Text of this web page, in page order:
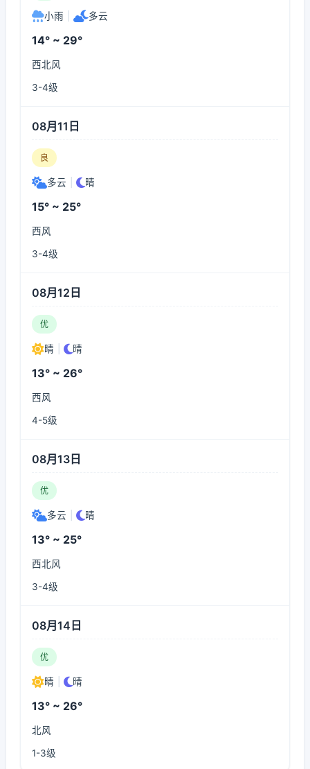
小雨 多云
14° ~ 29°
西北风
3-4级
08月11日
良
多云 晴
15° ~ 25°
西风
3-4级
08月12日
优
晴 晴
13° ~ 26°
西风
4-5级
08月13日
优
多云 晴
13° ~ 25°
西北风
3-4级
08月14日
优
晴 晴
13° ~ 26°
北风
1-3级